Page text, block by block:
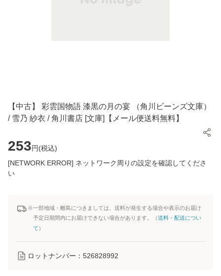
【中古】 彩雲国物語 漆黒の月の宴 （角川ビーンズ文庫）
/ 雪乃 紗衣 / 角川書店 [文庫]【メール便送料無料】
253円(税込)
[NETWORK ERROR] ネットワーク周りの設定を確認してくださ
い
※一部地域・離島につきましては、送料が発生する場合や表示のお届け
予定日期間内にお届けできない場合があります。（送料・配送につい
て ）
ロットナンバー： 526828992